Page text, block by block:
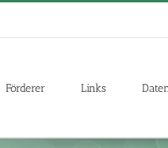
Förderer Links